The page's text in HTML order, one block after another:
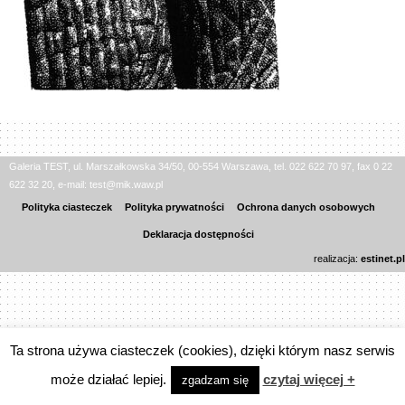
Galeria TEST, ul. Marszałkowska 34/50, 00-554 Warszawa, tel. 022 622 70 97, fax 0 22
622 32 20, e-mail: test@mik.waw.pl
Polityka ciasteczek Polityka prywatności Ochrona danych osobowych
Deklaracja dostępności
realizacja: estinet.pl
Ta strona używa ciasteczek (cookies), dzięki którym nasz serwis
może działać lepiej.
zgadzam się czytaj więcej +